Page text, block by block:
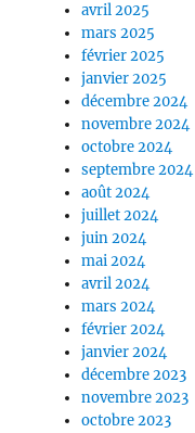
avril 2025
mars 2025
février 2025
janvier 2025
décembre 2024
novembre 2024
octobre 2024
septembre 2024
août 2024
juillet 2024
juin 2024
mai 2024
avril 2024
mars 2024
février 2024
janvier 2024
décembre 2023
novembre 2023
octobre 2023